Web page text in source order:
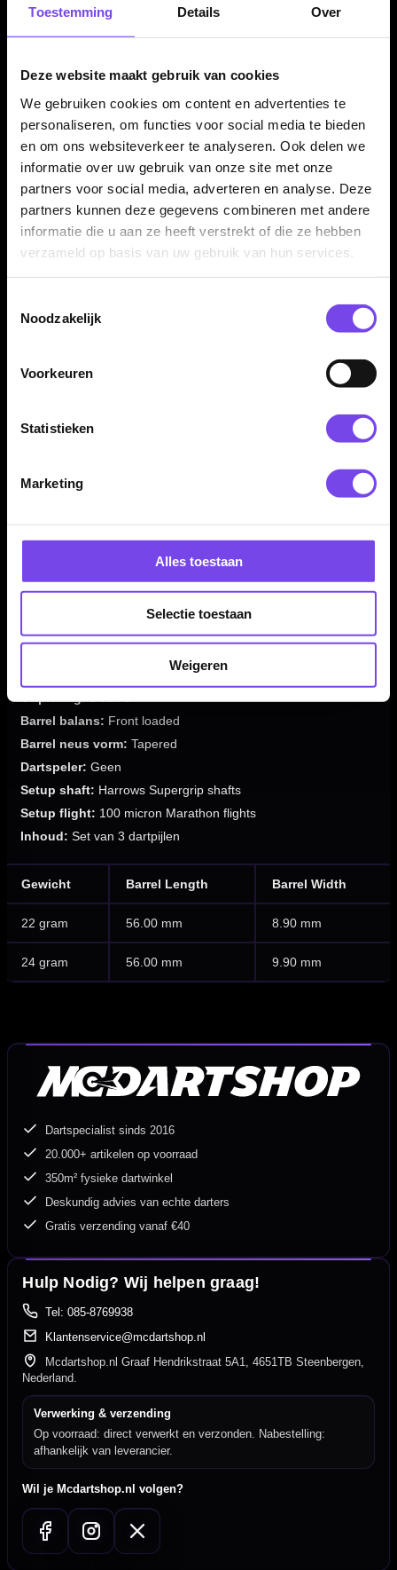
Toestemming Details Over
Deze website maakt gebruik van cookies
We gebruiken cookies om content en advertenties te
personaliseren, om functies voor social media te bieden
en om ons websiteverkeer te analyseren. Ook delen we
informatie over uw gebruik van onze site met onze
partners voor social media, adverteren en analyse. Deze
partners kunnen deze gegevens combineren met andere
informatie die u aan ze heeft verstrekt of die ze hebben
verzameld op basis van uw gebruik van hun services.
Noodzakelijk
Voorkeuren
Statistieken
Marketing
Alles toestaan
Selectie toestaan
Weigeren
Compleet geleverd met shafts en flights
complete set van drie dartpijlen, inclusief Harrows Supergrip
spelen met een complete Harrows Blaze setup.
Kenmerken van de Harrows Blaze B Inox Steel Dartpijlen
✓ Originele Harrows Blaze B steeltip dartpijlen
✓ Gemaakt van Inox Steel
✓ Horizontal en reverse cut micro-grooves
✓ Griprating 3 van 5
✓ Front loaded balans
✓ Verkrijgbaar in 22 en 24 gram
Steeltip dartpijlen
Materiaal dartpijlen:Inox Steel / Stainless Steel
Micro-grooves / Ringed / Razor
Barrel balans: Front loaded
Barrel neus vorm: Tapered
Dartspeler: Geen
Setup shaft: Harrows Supergrip shafts
Setup flight: 100 micron Marathon flights
Inhoud: Set van 3 dartpijlen
Gewicht Barrel Length Barrel Width
22 gram 56.00 mm 8.90 mm
24 gram 56.00 mm 9.90 mm
Dartspecialist sinds 2016
20.000+ artikelen op voorraad
350m² fysieke dartwinkel
Deskundig advies van echte darters
Gratis verzending vanaf €40
Hulp Nodig? Wij helpen graag!
Tel: 085-8769938
Klantenservice@mcdartshop.nl
Mcdartshop.nl Graaf Hendrikstraat 5A1, 4651TB Steenbergen,
Nederland.
Verwerking & verzending
Op voorraad: direct verwerkt en verzonden. Nabestelling:
afhankelijk van leverancier.
Wil je Mcdartshop.nl volgen?